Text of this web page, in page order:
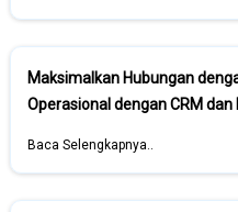
Maksimalkan Hubungan
Operasional dengan CRM dan
Baca Selengkapnya..